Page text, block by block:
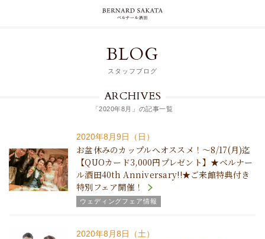
BLOG
スタッフブログ
ARCHIVES
「2020年8月」の記事一覧
2020年8月9日（日）
お盆休みのカップルへオススメ！～8/17(月)迄
【QUOカード3,000円プレゼント】★ベルナー
ル酒田40th Anniversary!!★ご来館特典付き
特別フェア開催！
ウェディングフェア情報
2020年8月8日（土）